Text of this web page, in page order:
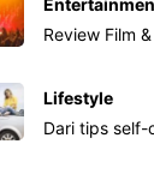
Review Film
Lifestyle
Dari tips